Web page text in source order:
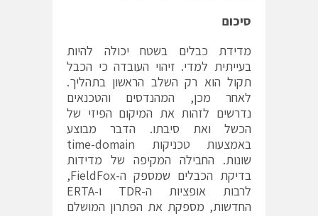
סיכום
מדידת כבלים בשטח יכולה להיות
בעייתית למדי. זיהוי העובדה כי הכבל
תקול הוא רק השלב הראשון בתהליך.
לאחר מכן, המהנדסים והטכנאים
נדרשים לזהות את המיקום הפיזי של
הכשל ואת סיבתו. הדבר מבוצע
באמצעות טכניקות time-domain
שונות. החבילה המקיפה של מדידות
בדיקת הכבלים שמספק ה-FieldFox,
לרבות אופציות ה-TDR ו-ERTA
החדשות, מספקת את הפתרון המושלם